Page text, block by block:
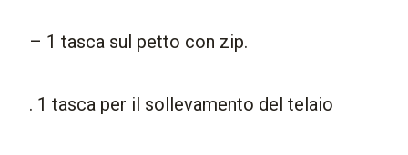
– 1 tasca sul petto con zip.
. 1 tasca per il sollevamento del telaio